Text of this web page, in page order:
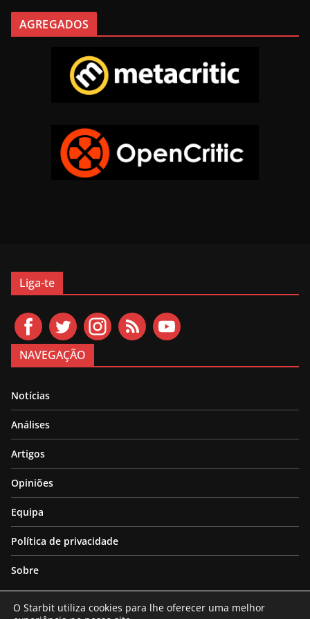
AGREGADOS
Liga-te
NAVEGAÇÃO
Notícias
Análises
Artigos
Opiniões
Equipa
Política de privacidade
Sobre
O Starbit utiliza cookies para lhe oferecer uma melhor